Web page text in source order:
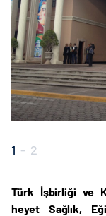
1 - 2
Türk İşbirliği ve
heyet Sağlık,